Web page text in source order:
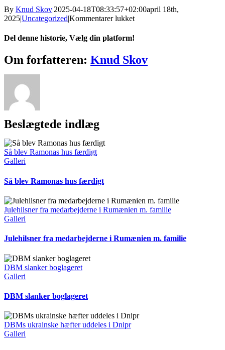
By Knud Skov|2025-04-18T08:33:57+02:00april 18th,
2025|Uncategorized|Kommentarer lukkettil
af
Del denne historie, Vælg din platform!
Facebook
X
Reddit
LinkedIn
Tumblr
Pinterest
Vk
E-
mail
Om forfatteren: Knud Skov
Beslægtede indlæg
Så blev Ramonas hus færdigt
Galleri
Så blev Ramonas hus færdigt
Julehilsner fra medarbejderne i Rumænien m. familie
Galleri
Julehilsner fra medarbejderne i Rumænien m. familie
DBM slanker boglageret
Galleri
DBM slanker boglageret
DBMs ukrainske hæfter uddeles i Dnipr
Galleri